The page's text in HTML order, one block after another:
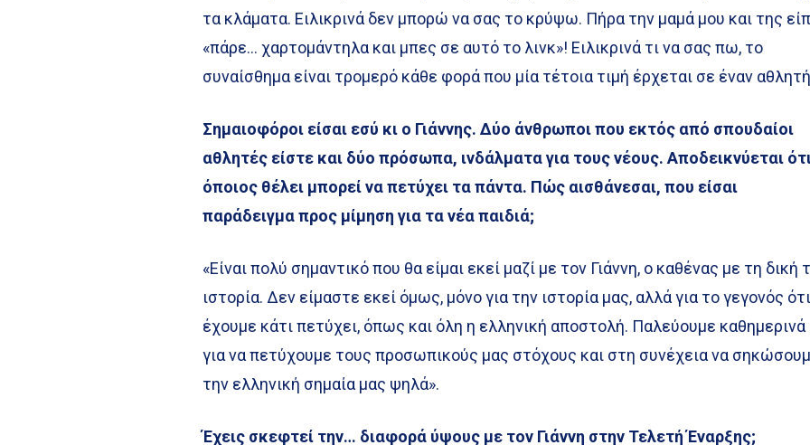
τα κλάματα. Ειλικρινά δεν μπορώ να σας το κρύψω. Πήρα την μαμά μου και της
«πάρε… χαρτομάντηλα και μπες σε αυτό το λινκ»! Ειλικρινά τι να σας πω, το
συναίσθημα είναι τρομερό κάθε φορά που μία τέτοια τιμή έρχεται σε έναν
Σημαιοφόροι είσαι εσύ κι ο Γιάννης. Δύο άνθρωποι που εκτός από σπουδαίοι
αθλητές είστε και δύο πρόσωπα, ινδάλματα για τους νέους. Αποδεικνύεται
όποιος θέλει μπορεί να πετύχει τα πάντα. Πώς αισθάνεσαι, που είσαι
παράδειγμα προς μίμηση για τα νέα παιδιά;
«Είναι πολύ σημαντικό που θα είμαι εκεί μαζί με τον Γιάννη, ο καθένας με τη δική
ιστορία. Δεν είμαστε εκεί όμως, μόνο για την ιστορία μας, αλλά για το γεγονός ότι
έχουμε κάτι πετύχει, όπως και όλη η ελληνική αποστολή. Παλεύουμε καθημερινά
για να πετύχουμε τους προσωπικούς μας στόχους και στη συνέχεια να
την ελληνική σημαία μας ψηλά».
Έχεις σκεφτεί την… διαφορά ύψους με τον Γιάννη στην Τελετή Έναρξης;